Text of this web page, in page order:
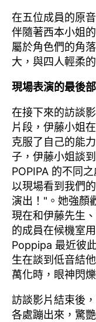
在五位成員的原
伴隨著西本小姐
屬於角色們的角
大，與四人輕柔
現場表演的最後
在接下來的訪談
片段，伊藤小姐
克服了自己的能
子，伊藤小姐談
POPIPA 的不同
以現場看到我們
演出！"。她強顏
現在和伊藤先生
的成員在候機室
Poppipa 最近彼
生在談到低音結
萬化時，眼神閃
訪談影片結束後
各處蹦出來，驚